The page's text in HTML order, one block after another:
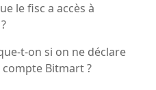
le fisc a accès à
t-on si on ne déclare
compte Bitmart ?